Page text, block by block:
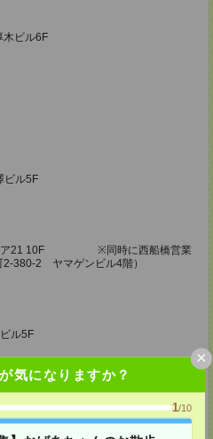
気になりますか？
1/10
×
ビル6F
ビル5F
エア21 10F ※同時に西船橋営業
2-380-2 ヤマゲンビル4階）
ル5F
阪デンタルビル5F